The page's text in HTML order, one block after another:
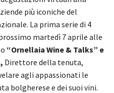
più iconiche del
La prima serie di 4
martedì 7 aprile alle
“Ornellaia Wine & Talks” e
Direttore della tenuta,
agli appassionati le
bolgherese e dei suoi vini.